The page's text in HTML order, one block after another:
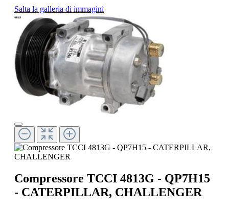
Salta la galleria di immagini
Compressore TCCI 4813G - QP7H15
- CATERPILLAR, CHALLENGER